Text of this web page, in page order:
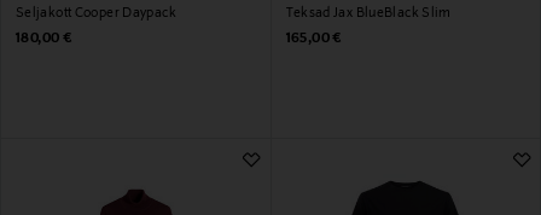
Seljakott Cooper Daypack
Original Price
180,00 €
Teksad Jax BlueBlack Slim
Original Price
165,00 €